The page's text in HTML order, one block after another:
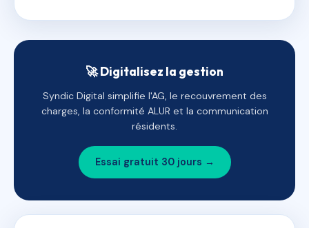
🚀 Digitalisez la gestion
Syndic Digital simplifie l'AG, le recouvrement des
charges, la conformité ALUR et la communication
résidents.
Essai gratuit 30 jours →